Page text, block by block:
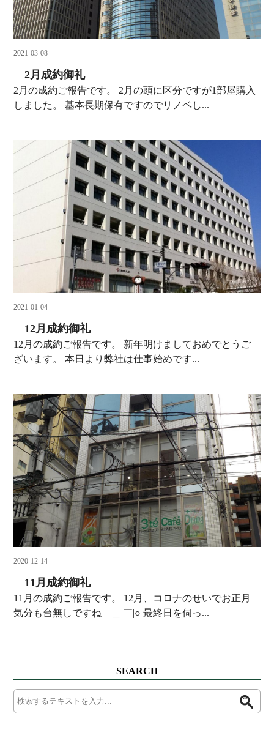
2021-03-08
2月成約御礼
2月の成約ご報告です。 2月の頭に区分ですが1部屋購入
しました。 基本長期保有ですのでリノベし...
2021-01-04
12月成約御礼
12月の成約ご報告です。 新年明けましておめでとうご
ざいます。 本日より弊社は仕事始めです...
2020-12-14
11月成約御礼
11月の成約ご報告です。 12月、コロナのせいでお正月
気分も台無しですね ＿|￣|○ 最終日を伺っ...
SEARCH